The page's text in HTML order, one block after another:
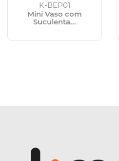
K-BEP01
Mini Vaso com
Suculenta...